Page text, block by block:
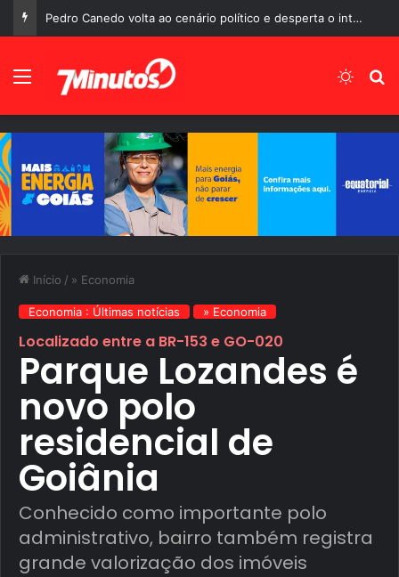
Pedro Canedo volta ao cenário político e desperta o interesse de diferentes gerações em Goiás
Menu
Início / » Economia
Economia : Últimas notícias » Economia
Localizado entre a BR-153 e GO-020
Parque Lozandes é
novo polo
residencial de
Goiânia
Conhecido como importante polo
administrativo, bairro também registra
grande valorização dos imóveis